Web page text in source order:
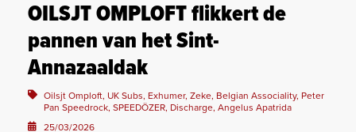
OILSJT OMPLOFT flikkert de
pannen van het Sint-
Annazaaldak
Oilsjt Omploft, UK Subs, Exhumer, Zeke, Belgian Associality, Peter
Pan Speedrock, SPEEDÖZER, Discharge, Angelus Apatrida
25/03/2026